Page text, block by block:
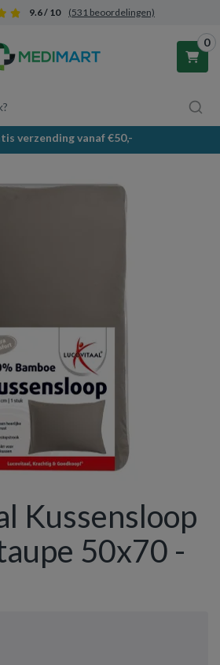
9.6 / 10 (531 beoordelingen)
0
verzending vanaf €50,-
Kussensloop
50x70 -